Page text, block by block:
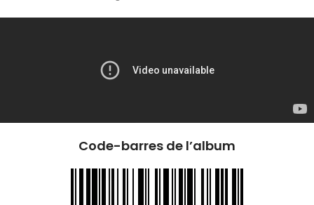
Code-barres de l’album